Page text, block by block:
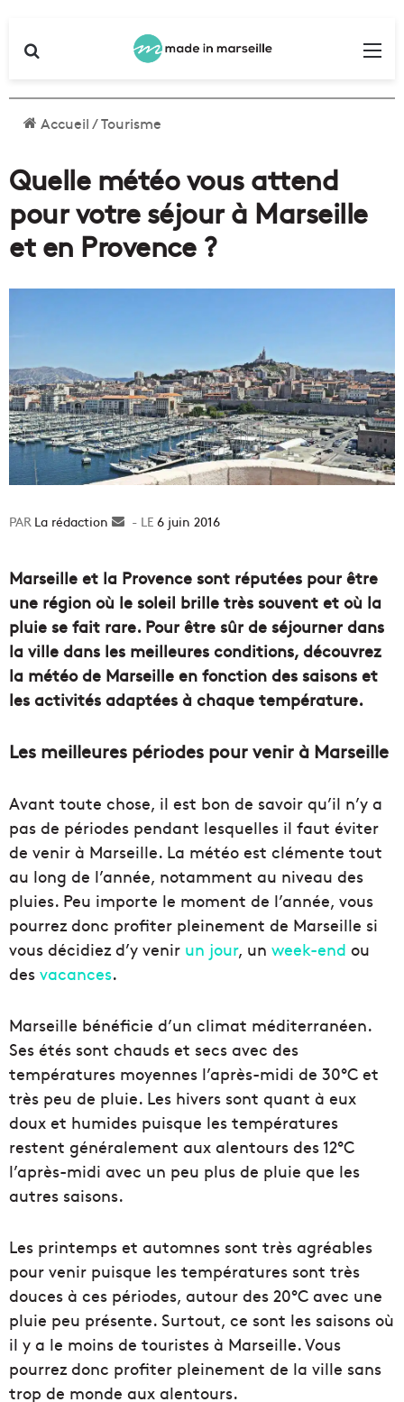
Accueil/Tourisme
Quelle météo vous attend
pour votre séjour à Marseille
et en Provence ?
La rédaction
Envoyer6 juin 2016
Marseille et la Provence sont réputées pour être
une région où le soleil brille très souvent et où la
pluie se fait rare. Pour être sûr de séjourner dans
la ville dans les meilleures conditions, découvrez
la météo de Marseille en fonction des saisons et
les activités adaptées à chaque température.
Les meilleures périodes pour venir à Marseille
Avant toute chose, il est bon de savoir qu’il n’y a
pas de périodes pendant lesquelles il faut éviter
de venir à Marseille. La météo est clémente tout
au long de l’année, notamment au niveau des
pluies. Peu importe le moment de l’année, vous
pourrez donc profiter pleinement de Marseille si
vous décidiez d’y venir un jour, un week-end ou
des vacances.
Marseille bénéficie d’un climat méditerranéen.
Ses étés sont chauds et secs avec des
températures moyennes l’après-midi de 30°C et
très peu de pluie. Les hivers sont quant à eux
doux et humides puisque les températures
restent généralement aux alentours des 12°C
l’après-midi avec un peu plus de pluie que les
autres saisons.
Les printemps et automnes sont très agréables
pour venir puisque les températures sont très
douces à ces périodes, autour des 20°C avec une
pluie peu présente. Surtout, ce sont les saisons où
il y a le moins de touristes à Marseille. Vous
pourrez donc profiter pleinement de la ville sans
trop de monde aux alentours.